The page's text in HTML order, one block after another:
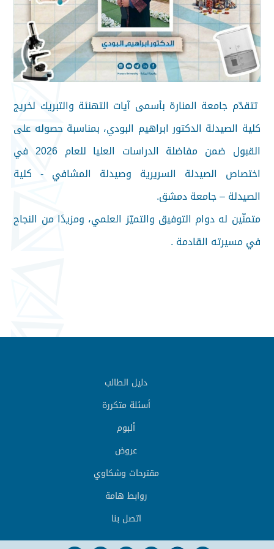
تتقدّم جامعة المنارة بأسمى آيات التهنئة والتبريك لخريج
كلية الصيدلة الدكتور ابراهيم البودي، بمناسبة حصوله على
القبول ضمن مفاضلة الدراسات العليا للعام 2026 في
اختصاص الصيدلة السريرية وصيدلة المشافي - كلية
الصيدلة – جامعة دمشق.
متمنّين له دوام التوفيق والتميّز العلمي، ومزيدًا من النجاح
في مسيرته القادمة .
دليل الطالب
أسئلة متكررة
ألبوم
عروض
مقترحات وشكاوي
روابط هامة
اتصل بنا